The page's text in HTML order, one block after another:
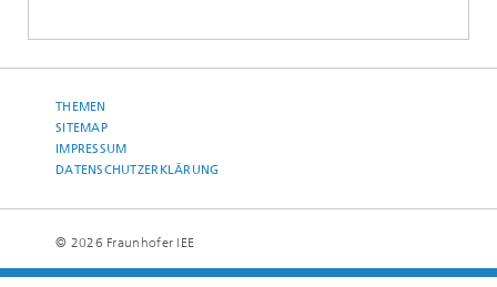
THEMEN
SITEMAP
IMPRESSUM
DATENSCHUTZERKLÄRUNG
© 2026 Fraunhofer IEE